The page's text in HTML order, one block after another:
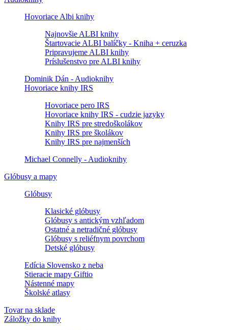
Hovoriace Albi knihy
Najnovšie ALBI knihy
Štartovacie ALBI balíčky - Kniha + ceruzka
Pripravujeme ALBI knihy
Príslušenstvo pre ALBI knihy
Dominik Dán - Audioknihy
Hovoriace knihy IRS
Hovoriace pero IRS
Hovoriace knihy IRS - cudzie jazyky
Knihy IRS pre stredoškolákov
Knihy IRS pre školákov
Knihy IRS pre najmenších
Michael Connelly - Audioknihy
Glóbusy a mapy
Glóbusy
Klasické glóbusy
Glóbusy s antickým vzhľadom
Ostatné a netradičné glóbusy
Glóbusy s reliéfnym povrchom
Detské glóbusy
Edícia Slovensko z neba
Stieracie mapy Giftio
Nástenné mapy
Školské atlasy
Tovar na sklade
Záložky do knihy